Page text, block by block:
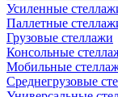
Усиленные
Паллетные
Грузовые стеллажи
Консольные
Мобильные
Среднегрузовые